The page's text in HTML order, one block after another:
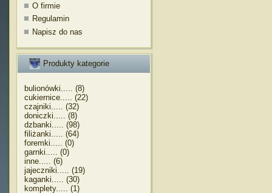
O firmie
Regulamin
Napisz do nas
Produkty kategorie
bulionówki..... (8)
cukiernice..... (22)
czajniki..... (32)
doniczki..... (8)
dzbanki..... (98)
filiżanki..... (64)
foremki..... (0)
garnki..... (0)
inne..... (6)
jajeczniki..... (19)
kaganki..... (30)
komplety..... (1)